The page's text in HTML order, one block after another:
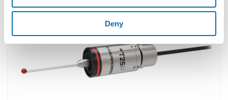
Deny